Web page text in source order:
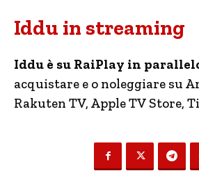
Iddu in streaming
Iddu è su RaiPlay in
acquistare e o noleggiare su
Rakuten TV, Apple TV Store,